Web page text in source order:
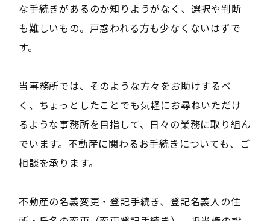
な手続きがあるのか知りようがなく、選択や判断
も難しいもの。戸惑われる方も少なくないはずで
す。
当事務所では、そのような方々をお助けするべ
く、ちょっとしたことでも気軽にお尋ねいただけ
るような事務所を目指して、日々の業務に取り組ん
でいます。不動産に関わるお手続きについても、ご
相談を承ります。
不動産の名義変更・登記手続き、登記名義人の住